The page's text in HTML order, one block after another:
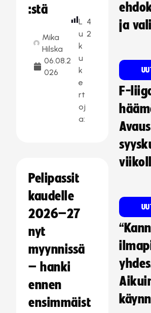
:stä
Mika
Hilska
06.08.2
026
L
u
k
u
k
e
rt
oj
a:
4
2
Pelipassit
kaudelle
2026–27
nyt
myynnissä
– hanki
ennen
ensimmäist
ja
F-